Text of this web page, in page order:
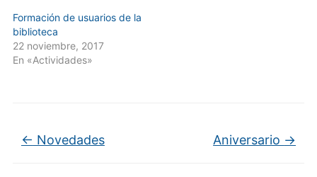
Formación de usuarios de la
biblioteca
22 noviembre, 2017
En «Actividades»
← Novedades Aniversario →